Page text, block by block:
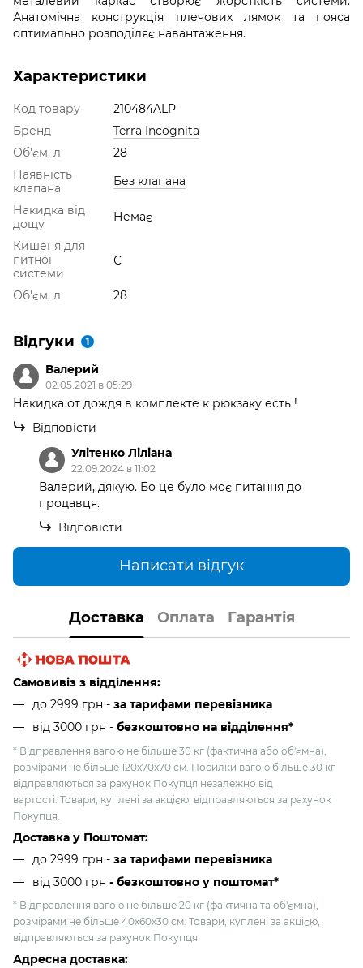
Анатомічна конструкція плечових лямок та пояса
оптимально розподіляє навантаження.
Характеристики
Код товару
210484ALP
Бренд
Terra Incognita
Об'єм, л
28
Наявність
клапана
Без клапана
Накидка від
дощу
Немає
Кишеня для
питної
системи
Є
Об'єм, л 28
Відгуки 1
Валерий
02.05.2021 в 05:29
Накидка от дождя в комплекте к рюкзаку есть !
Відповісти
Улітенко Ліліана
22.09.2024 в 11:02
Валерий, дякую. Бо це було моє питання до
продавця.
Відповісти
Написати відгук
Доставка Оплата Гарантія
Самовивіз з відділення:
до 2999 грн - за тарифами перевізника
від 3000 грн - безкоштовно на відділення*
* Відправлення вагою не більше 30 кг (фактична або об'ємна),
розмірами не більше 120х70х70 см. Посилки вагою більше 30 кг
відправляються за рахунок Покупця незалежно від
вартості. Товари, куплені за акцією, відправляються за рахунок
Покупця.
Доставка у Поштомат:
до 2999 грн - за тарифами перевізника
від 3000 грн - безкоштовно у поштомат*
* Відправлення вагою не більше 20 кг (фактична та об'ємна),
розмірами не більше 40х60х30 см. Товари, куплені за акцією,
відправляються за рахунок Покупця.
Адресна доставка: